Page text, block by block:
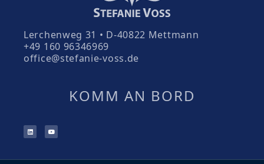
Lerchenweg 31 • D-40822 Mettmann
+49 160 96346969
office@stefanie-voss.de
KOMM AN BORD